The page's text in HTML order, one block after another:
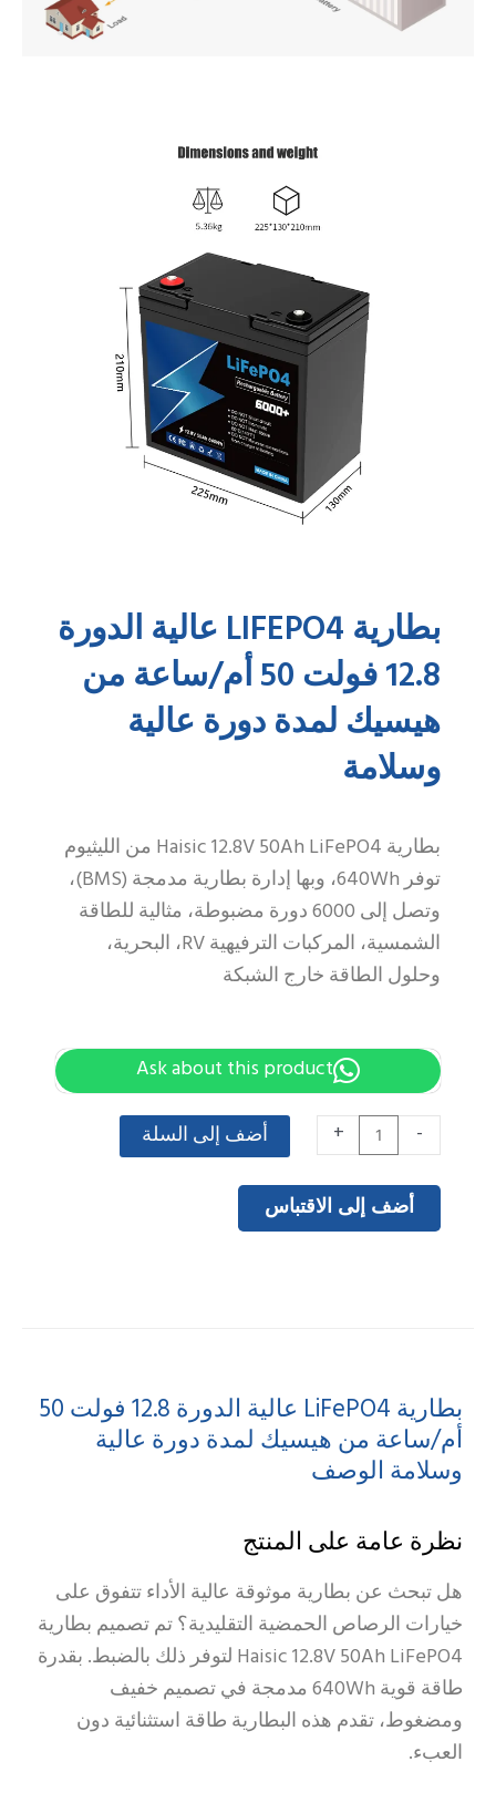
بطارية LIFEPO4 عالية الدورة
12.8 فولت 50 أم/ساعة من
هيسيك لمدة دورة عالية
وسلامة
بطارية Haisic 12.8V 50Ah LiFePO4 من الليثيوم
توفر 640Wh، وبها إدارة بطارية مدمجة (BMS)،
وتصل إلى 6000 دورة مضبوطة، مثالية للطاقة
الشمسية، المركبات الترفيهية RV، البحرية،
وحلول الطاقة خارج الشبكة
Ask about this product
-كمية
Haisic
12.8V
50Ah
and
Safety
+ أضف إلى السلة
أضف إلى الاقتباس
بطارية LiFePO4 عالية الدورة 12.8 فولت 50
أم/ساعة من هيسيك لمدة دورة عالية
وسلامة الوصف
نظرة عامة على المنتج
هل تبحث عن بطارية موثوقة عالية الأداء تتفوق على
خيارات الرصاص الحمضية التقليدية؟ تم تصميم بطارية
Haisic 12.8V 50Ah LiFePO4 لتوفر ذلك بالضبط. بقدرة
طاقة قوية 640Wh مدمجة في تصميم خفيف
ومضغوط، تقدم هذه البطارية طاقة استثنائية دون
العبء.